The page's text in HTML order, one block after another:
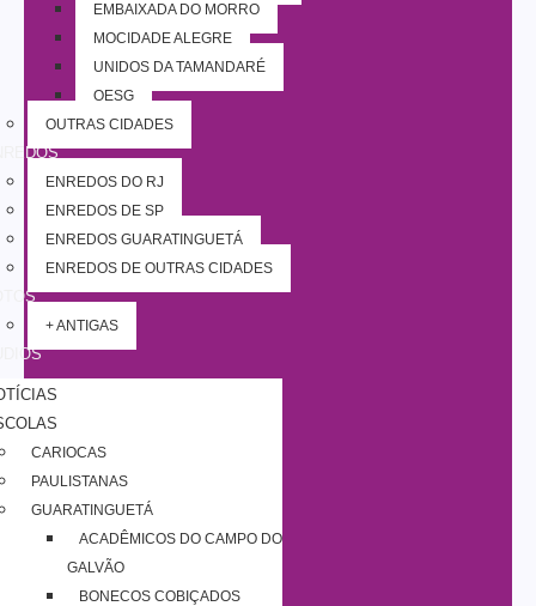
EMBAIXADA DO MORRO
MOCIDADE ALEGRE
UNIDOS DA TAMANDARÉ
OESG
OUTRAS CIDADES
ENREDOS DO RJ
ENREDOS DE SP
ENREDOS GUARATINGUETÁ
ENREDOS DE OUTRAS CIDADES
+ ANTIGAS
CARIOCAS
PAULISTANAS
GUARATINGUETÁ
ACADÊMICOS DO CAMPO DO
GALVÃO
BONECOS COBIÇADOS